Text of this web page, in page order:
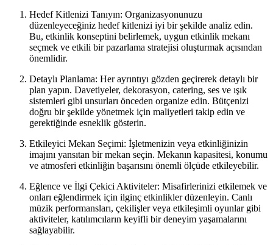
Hedef Kitlenizi Tanıyın: Organizasyonunuzu
düzenleyeceğiniz hedef kitlenizi iyi bir şekilde analiz edin.
Bu, etkinlik konseptini belirlemek, uygun etkinlik mekanı
seçmek ve etkili bir pazarlama stratejisi oluşturmak açısından
önemlidir.
Detaylı Planlama: Her ayrıntıyı gözden geçirerek detaylı bir
plan yapın. Davetiyeler, dekorasyon, catering, ses ve ışık
sistemleri gibi unsurları önceden organize edin. Bütçenizi
doğru bir şekilde yönetmek için maliyetleri takip edin ve
gerektiğinde esneklik gösterin.
Etkileyici Mekan Seçimi: İşletmenizin veya etkinliğinizin
imajını yansıtan bir mekan seçin. Mekanın kapasitesi, konumu
ve atmosferi etkinliğin başarısını önemli ölçüde etkileyebilir.
Eğlence ve İlgi Çekici Aktiviteler: Misafirlerinizi etkilemek ve
onları eğlendirmek için ilginç etkinlikler düzenleyin. Canlı
müzik performansları, çekilişler veya etkileşimli oyunlar gibi
aktiviteler, katılımcıların keyifli bir deneyim yaşamalarını
sağlayabilir.